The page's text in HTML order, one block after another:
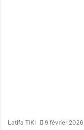
Latifa TIKI 9 février 2026